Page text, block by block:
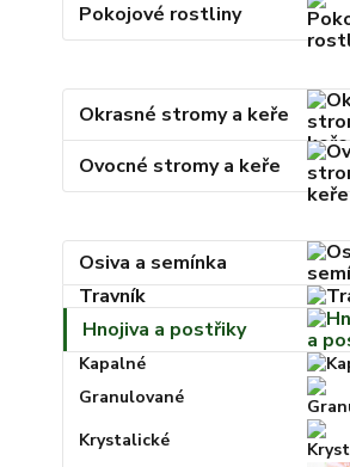
Pokojové rostliny
Okrasné stromy a keře
Ovocné stromy a keře
Osiva a semínka
Travník
Hnojiva a postřiky
Kapalné
Granulované
Krystalické